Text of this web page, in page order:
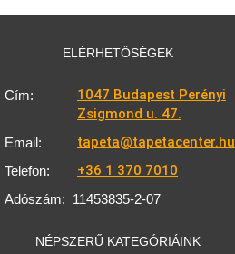
ELÉRHETŐSÉGEK
Cím:
1047 Budapest Perényi
Zsigmond u. 47.
Email: tapeta@tapetacenter.hu
Telefon: +36 1 370 7010
Adószám: 11453835-2-07
NÉPSZERŰ KATEGÓRIÁINK